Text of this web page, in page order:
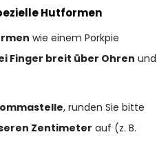
Hutformen
wie einem Porkpie
Finger breit über Ohren und
, runden Sie bitte
Zentimeter auf (z. B.